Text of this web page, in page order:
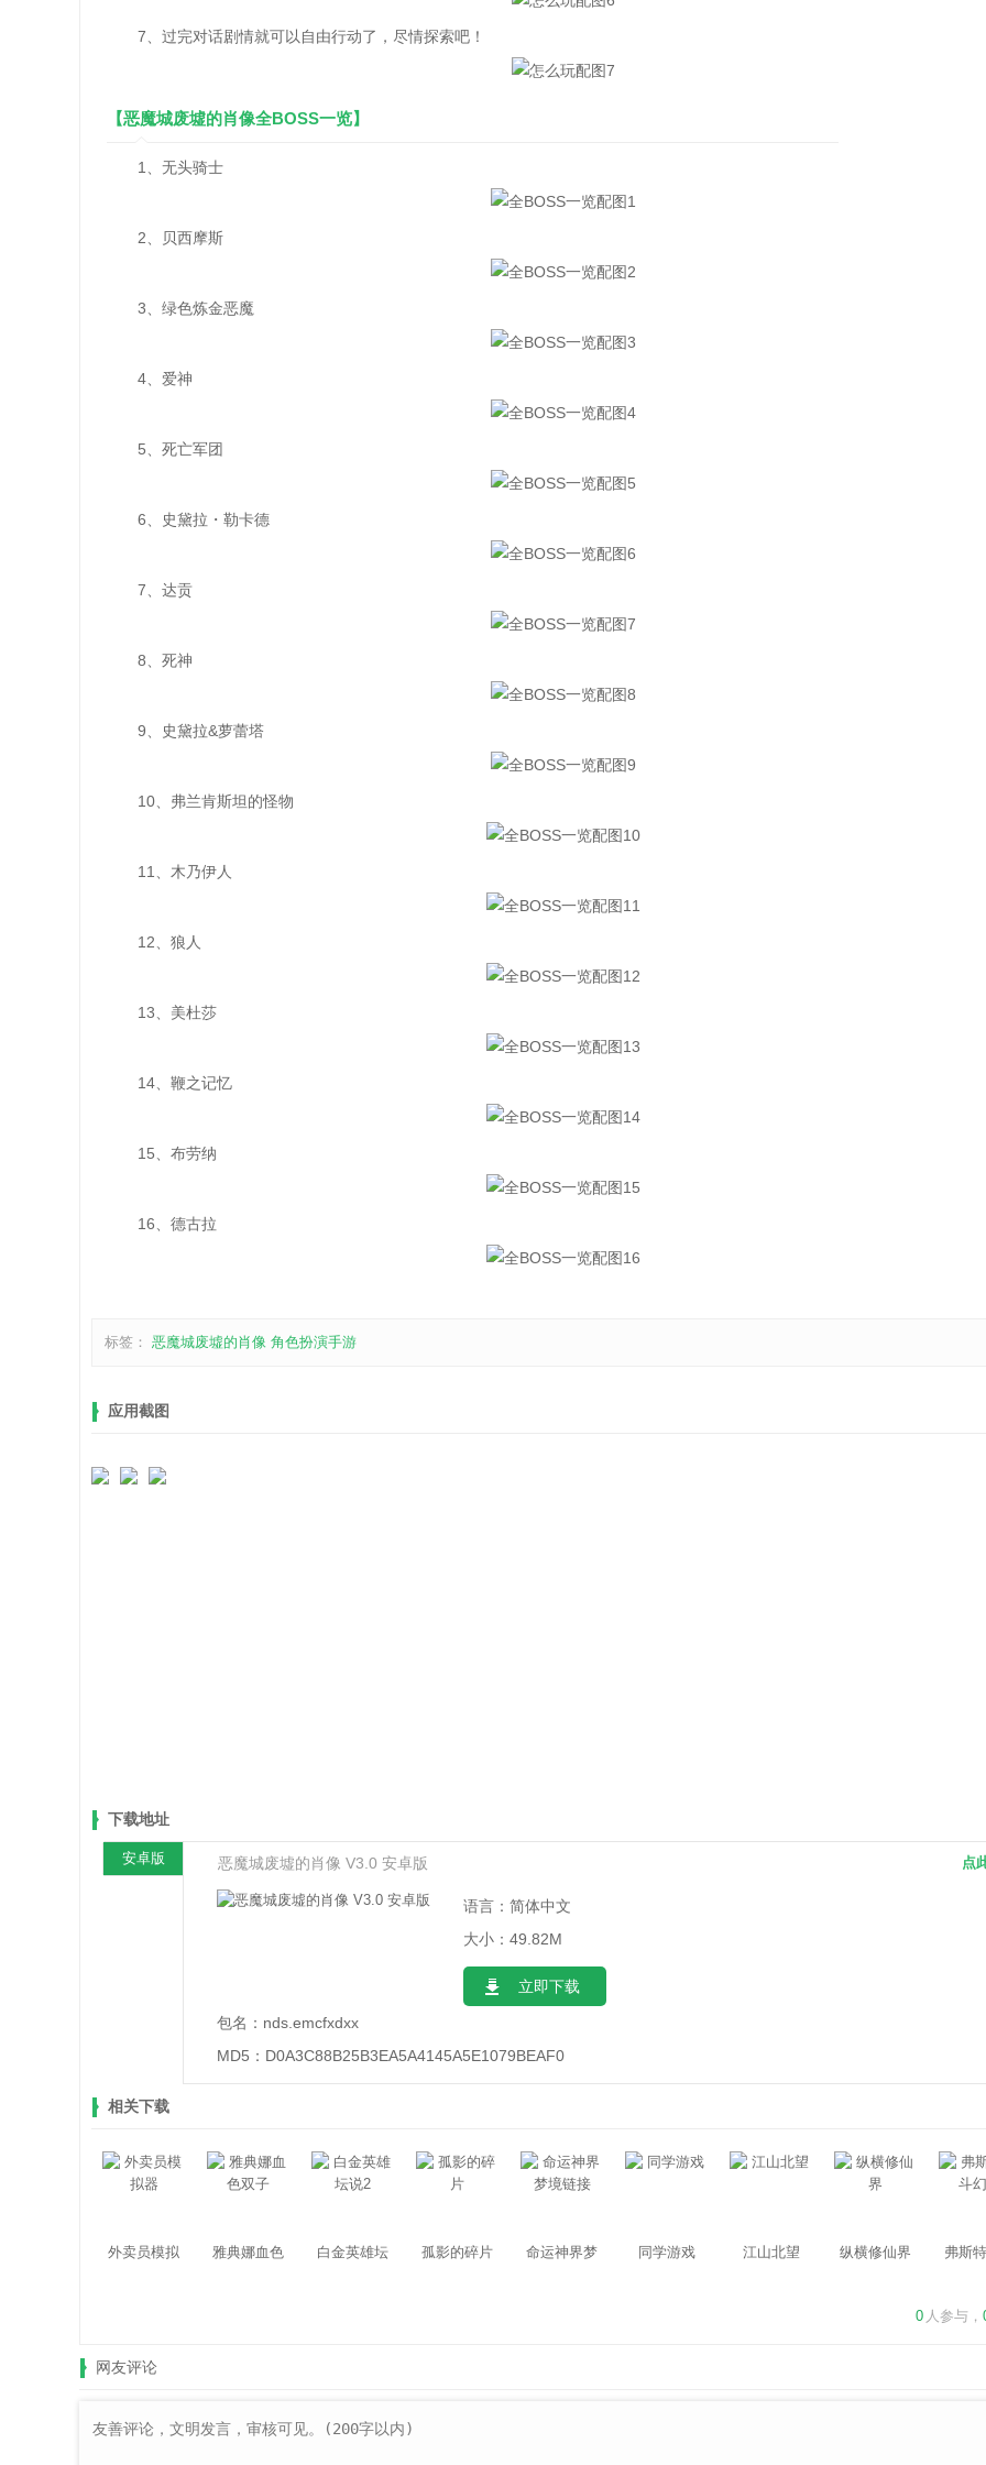
7、过完对话剧情就可以自由行动了，尽情探索吧！
【恶魔城废墟的肖像全BOSS一览】
1、无头骑士
2、贝西摩斯
3、绿色炼金恶魔
4、爱神
5、死亡军团
6、史黛拉・勒卡德
7、达贡
8、死神
9、史黛拉&萝蕾塔
10、弗兰肯斯坦的怪物
11、木乃伊人
12、狼人
13、美杜莎
14、鞭之记忆
15、布劳纳
16、德古拉
标签： 恶魔城废墟的肖像 角色扮演手游
应用截图
下载地址
安卓版 恶魔城废墟的肖像 V3.0 安卓版 点
语言：简体中文
大小：49.82M
立即下载
包名： nds.emcfxdxx
MD5： D0A3C88B25B3EA5A4145A5E1079BEAF0
相关下载
外卖员模拟
雅典娜血色
白金英雄坛
孤影的碎片
命运神界梦
同学游戏 江山北望 纵横修仙界
弗斯
0 人参与，
网友评论